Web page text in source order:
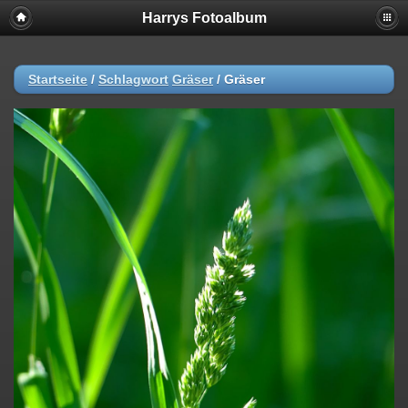
Harrys Fotoalbum
Startseite / Schlagwort Gräser/ Gräser